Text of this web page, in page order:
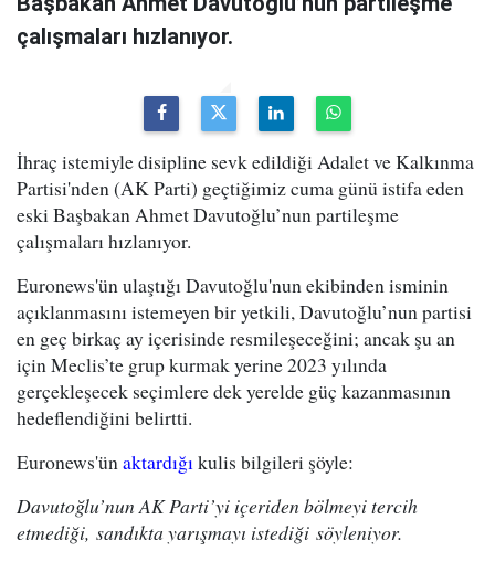
çalışmaları hızlanıyor.
İhraç istemiyle disipline sevk edildiği Adalet ve Kalkınma
Partisi'nden (AK Parti) geçtiğimiz cuma günü istifa eden
eski Başbakan Ahmet Davutoğlu’nun partileşme
çalışmaları hızlanıyor.
Euronews'ün ulaştığı Davutoğlu'nun ekibinden isminin
açıklanmasını istemeyen bir yetkili, Davutoğlu’nun partisi
en geç birkaç ay içerisinde resmileşeceğini; ancak şu an
için Meclis’te grup kurmak yerine 2023 yılında
gerçekleşecek seçimlere dek yerelde güç kazanmasının
hedeflendiğini belirtti.
Euronews'ünaktardığıkulis bilgileri şöyle:
Davutoğlu’nun AK Parti’yi içeriden bölmeyi tercih
etmediği, sandıkta yarışmayı istediği söyleniyor.